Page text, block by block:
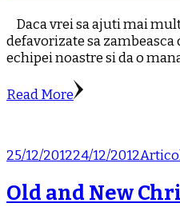
Daca vrei sa ajuti mai
defavorizate sa zambeasca
echipei noastre si da o
Read More
25/12/201224/12/2012
Old and New